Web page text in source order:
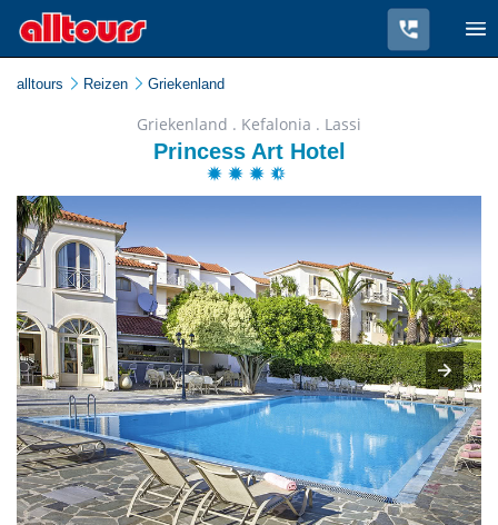
alltours Reizen Griekenland
Griekenland . Kefalonia . Lassi
Princess Art Hotel